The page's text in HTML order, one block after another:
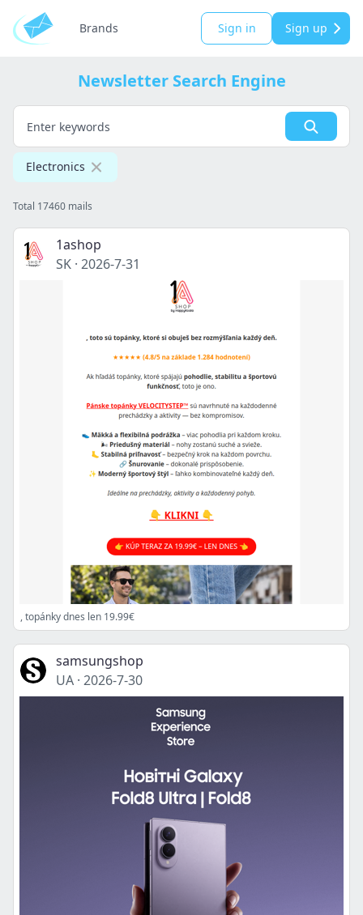
Brands Sign in Sign up
Newsletter Search Engine
Electronics
Total 17460 mails
1ashop
SK · 2026-7-31
, topánky dnes len 19.99€
samsungshop
UA · 2026-7-30